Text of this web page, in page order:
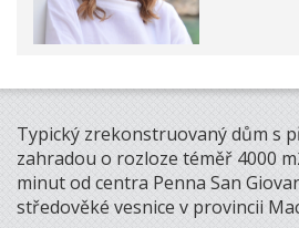
Typický zrekonstruovaný dům s
zahradou o rozloze téměř 4000
minut od centra Penna San
středověké vesnice v provincii